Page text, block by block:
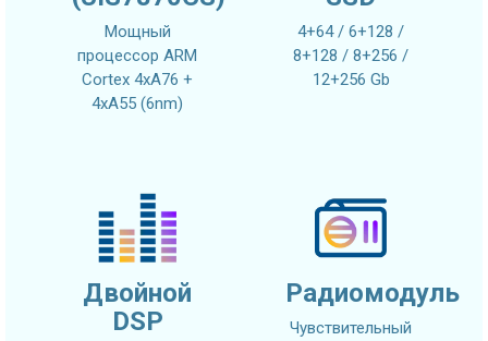
Мощный
процессор ARM
Cortex 4xA76 +
4xA55 (6nm)
4+64 / 6+128 /
8+128 / 8+256 /
12+256 Gb
Двойной
DSP
Радиомодуль
Чувствительный